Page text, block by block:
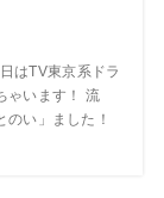
はTV東京系ドラ
ゃいます！ 流
い」ました！